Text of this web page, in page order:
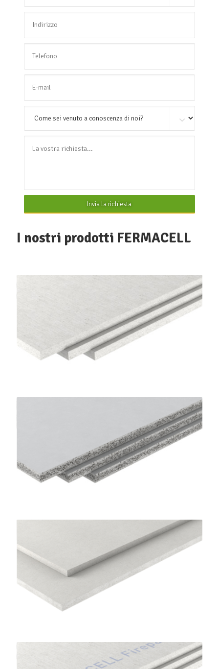
Invia la richiesta
I nostri prodotti FERMACELL
Lastre Gessofibra
FERMACELL
Lastre Powerpanel H2o
FERMACELL
Lastre per Sottofondi a Secco
FERMACELL